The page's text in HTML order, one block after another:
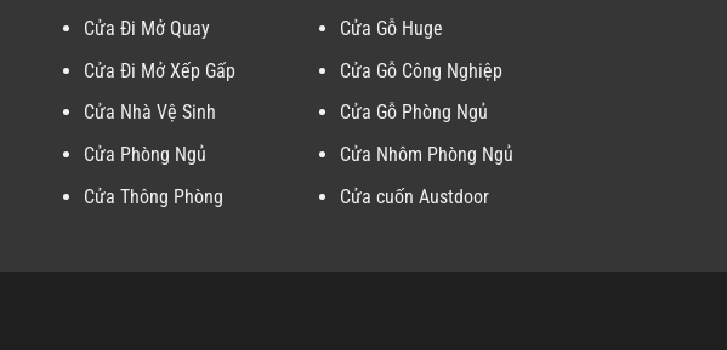
Cửa Đi Mở Quay
Cửa Đi Mở Xếp Gấp
Cửa Nhà Vệ Sinh
Cửa Phòng Ngủ
Cửa Thông Phòng
Cửa Gỗ Huge
Cửa Gỗ Công Nghiệp
Cửa Gỗ Phòng Ngủ
Cửa Nhôm Phòng Ngủ
Cửa cuốn Austdoor